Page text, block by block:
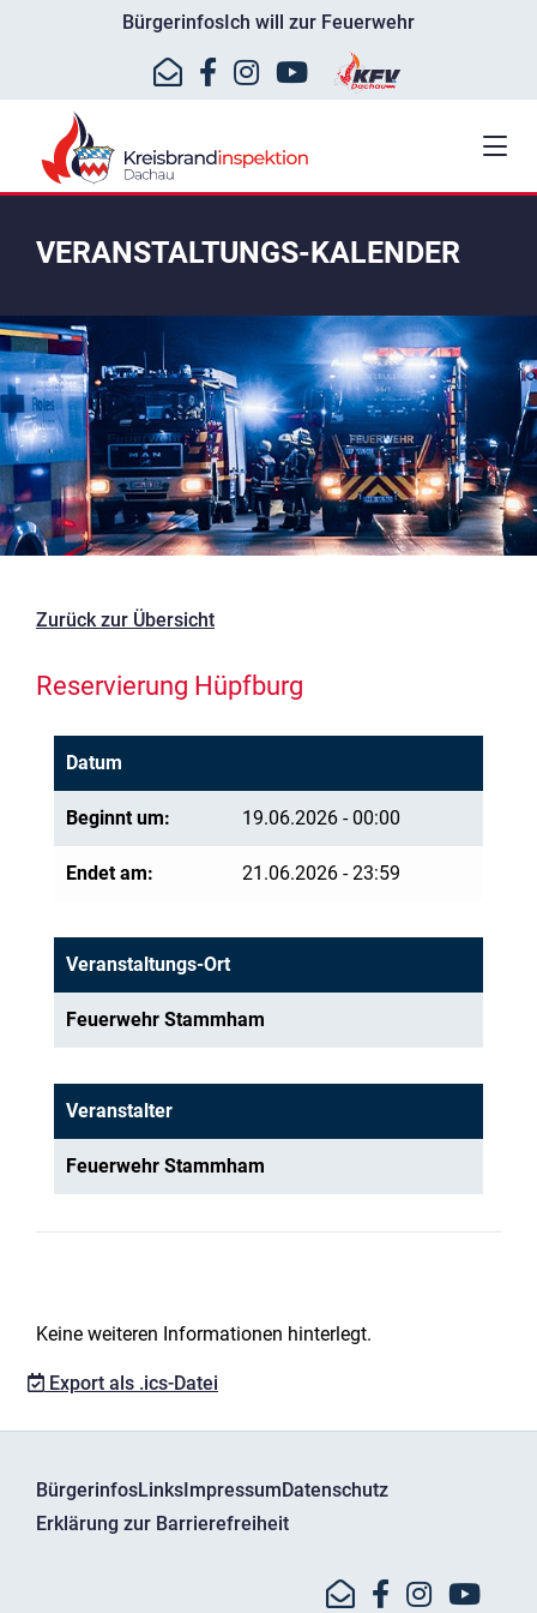
BürgerinfosIch will zur Feuerwehr
VERANSTALTUNGS-KALENDER
Zurück zur Übersicht
Reservierung Hüpfburg
Datum
Beginnt um: 19.06.2026 - 00:00
Endet am: 21.06.2026 - 23:59
Veranstaltungs-Ort
Feuerwehr Stammham
Veranstalter
Feuerwehr Stammham
Keine weiteren Informationen hinterlegt.
Export als .ics-Datei
BürgerinfosLinksImpressumDatenschutz
Erklärung zur Barrierefreiheit